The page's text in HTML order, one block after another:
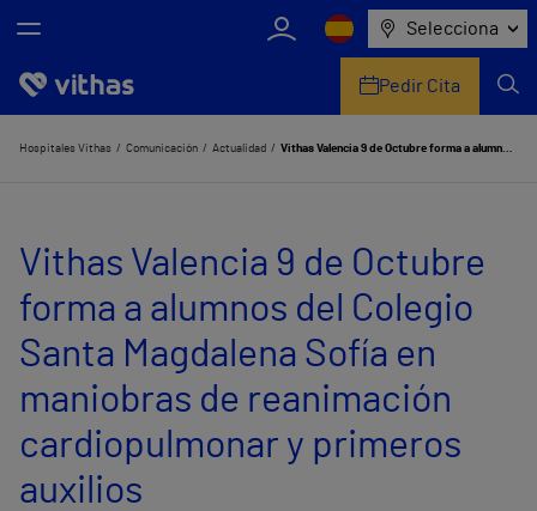
Selecciona
Nosotros
Servicios de salud
Equipo médico y asistencial
Comunicación
Pedir Cita
Hospitales Vithas Comunicación Actualidad Vithas Valencia 9 de Octubre forma a alumnos del Colegio Santa Magdalena Sofía en maniobras de reanimación cardiopulmonar y primeros auxilios
Vithas Valencia 9 de Octubre
forma a alumnos del Colegio
Santa Magdalena Sofía en
maniobras de reanimación
cardiopulmonar y primeros
auxilios